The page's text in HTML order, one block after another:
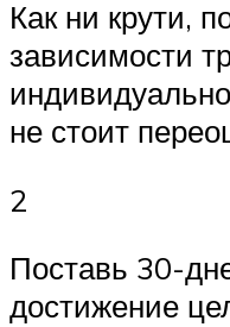
Как ни крути,
зависимости
не стоит
2
Поставь 30-
достижение